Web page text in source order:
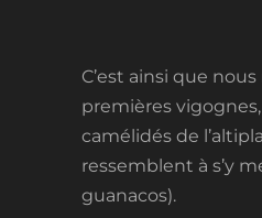
C’est ainsi que
premières
camélidés de
ressemblent à s’y
guanacos).